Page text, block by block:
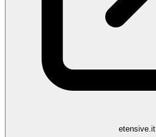
etensive.it